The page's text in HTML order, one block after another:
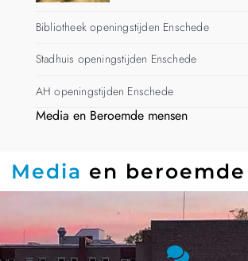
Bibliotheek openingstijden Enschede
Stadhuis openingstijden Enschede
AH openingstijden Enschede
Media en Beroemde mensen
Media en